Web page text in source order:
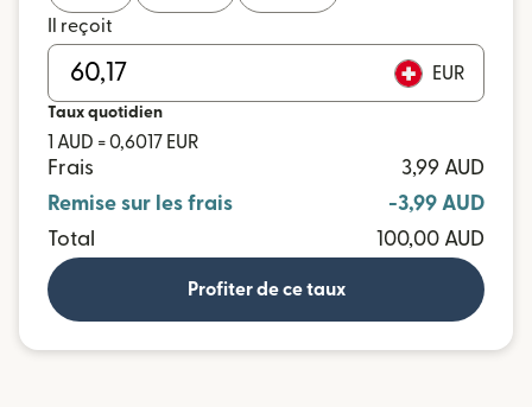
Il reçoit
EUR
Taux quotidien
1 AUD = 0,6017 EUR
Frais
3,99 AUD
Remise sur les frais
-3,99 AUD
Total
100,00 AUD
Profiter de ce taux